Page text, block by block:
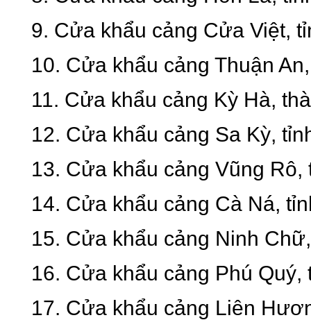
9. Cửa khẩu cảng Cửa Việt,
10. Cửa khẩu cảng Thuận
11. Cửa khẩu cảng Kỳ Hà,
12. Cửa khẩu cảng Sa Kỳ,
13. Cửa khẩu cảng Vũng
14. Cửa khẩu cảng Cà Ná,
15. Cửa khẩu cảng Ninh
16. Cửa khẩu cảng Phú
17. Cửa khẩu cảng Liên